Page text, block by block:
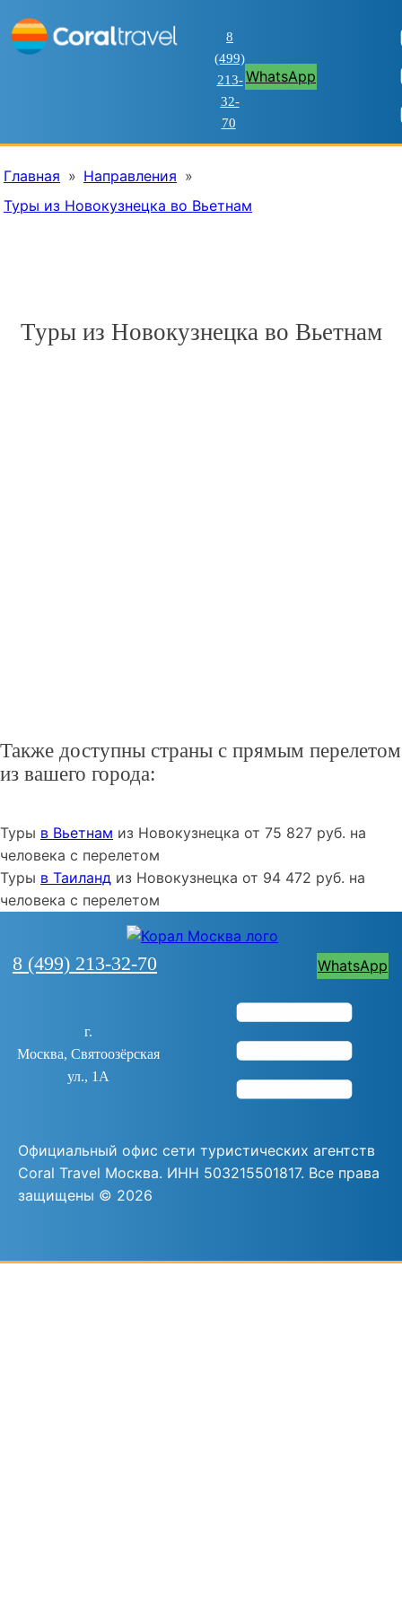
8
(499)
213-
32-
70
WhatsApp
Главная » Направления »
Туры из Новокузнецка во Вьетнам
Туры из Новокузнецка во Вьетнам
Также доступны страны с прямым перелетом
из вашего города:
Туры в Вьетнам из Новокузнецка от 75 827 руб. на
человека с перелетом
Туры в Таиланд из Новокузнецка от 94 472 руб. на
человека с перелетом
8 (499) 213-32-70 WhatsApp
г.
Москва, Святоозёрская
ул., 1А
Официальный офис сети туристических агентств
Coral Travel Москва. ИНН 503215501817. Все права
защищены © 2026